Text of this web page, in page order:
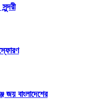
জয় বাংলাদেশের